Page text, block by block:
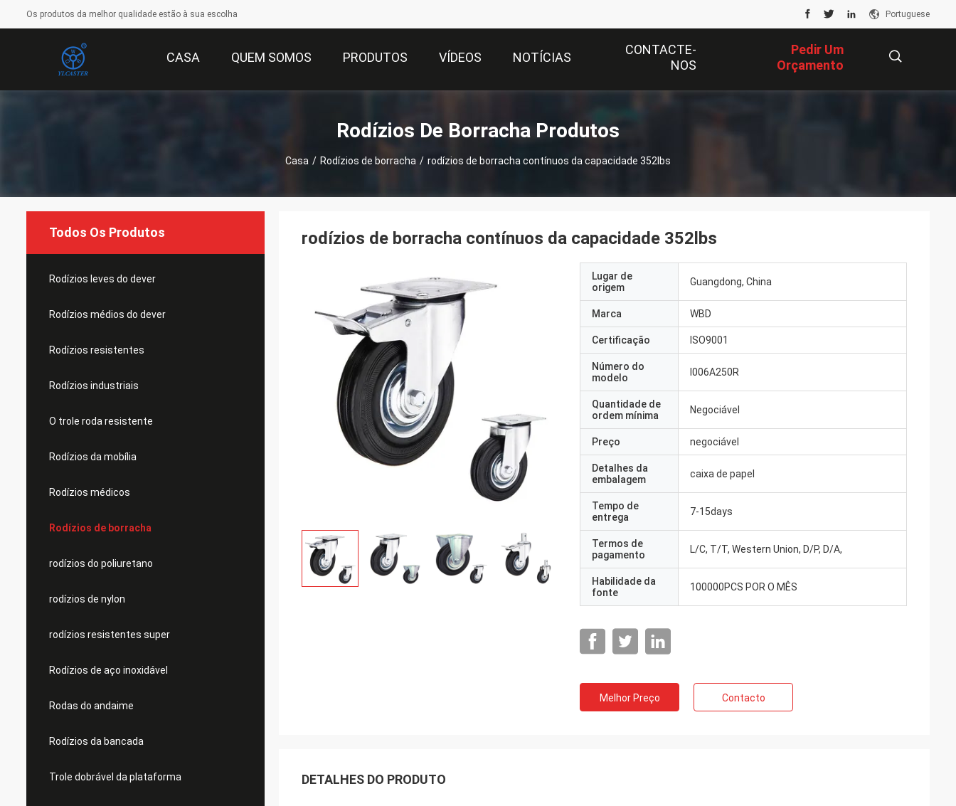
Os produtos da melhor qualidade estão à sua escolha Portuguese
CASA QUEM SOMOS PRODUTOS VÍDEOS NOTÍCIAS
CONTACTE-
NOS
Pedir Um
Orçamento
Rodízios De Borracha Produtos
Casa / Rodízios de borracha / rodízios de borracha contínuos da capacidade 352lbs
Todos Os Produtos
Rodízios leves do dever
Rodízios médios do dever
Rodízios resistentes
Rodízios industriais
O trole roda resistente
Rodízios da mobília
Rodízios médicos
Rodízios de borracha
rodízios do poliuretano
rodízios de nylon
rodízios resistentes super
Rodízios de aço inoxidável
Rodas do andaime
Rodízios da bancada
Trole dobrável da plataforma
rodízios de borracha contínuos da capacidade 352lbs
Lugar de
origem
Guangdong, China
Marca WBD
Certificação ISO9001
Número do
modelo
I006A250R
Quantidade de
ordem mínima
Negociável
Preço negociável
Detalhes da
embalagem
caixa de papel
Tempo de
entrega
7-15days
Termos de
pagamento
L/C, T/T, Western Union, D/P, D/A,
Habilidade da
fonte
100000PCS POR O MÊS
Melhor Preço Contacto
DETALHES DO PRODUTO